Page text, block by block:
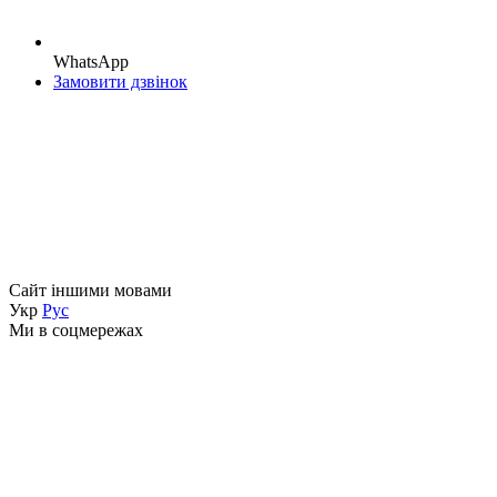
WhatsApp
Замовити дзвінок
Сайт іншими мовами
Укр Рус
Ми в соцмережах